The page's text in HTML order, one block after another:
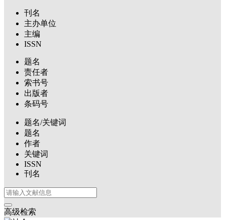
刊名
主办单位
主编
ISSN
题名
责任者
索书号
出版者
条码号
题名/关键词
题名
作者
关键词
ISSN
刊名
高级检索